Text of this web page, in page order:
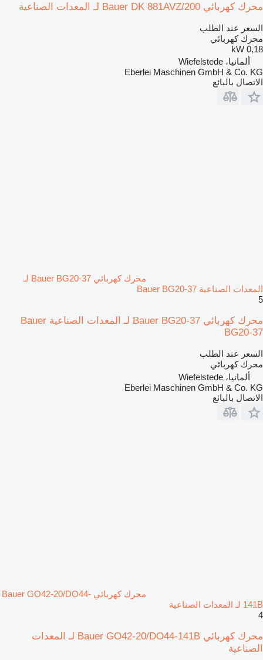
محرك كهربائي Bauer DK 881AVZ/200 لـ المعدات الصناعية
السعر عند الطلب
محرك كهربائي
0,18 kW
ألمانيا، Wiefelstede
Eberlei Maschinen GmbH & Co. KG
الاتصال بالبائع
محرك كهربائي Bauer BG20-37 لـ
المعدات الصناعية Bauer BG20-37
5
محرك كهربائي Bauer BG20-37 لـ المعدات الصناعية Bauer
BG20-37
السعر عند الطلب
محرك كهربائي
ألمانيا، Wiefelstede
Eberlei Maschinen GmbH & Co. KG
الاتصال بالبائع
محرك كهربائي Bauer GO42-20/DO44-
141B لـ المعدات الصناعية
4
محرك كهربائي Bauer GO42-20/DO44-141B لـ المعدات
الصناعية